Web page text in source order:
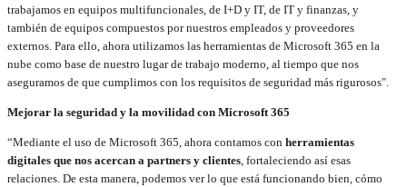
trabajamos en equipos multifuncionales, de I+D y IT, de IT y finanzas, y
también de equipos compuestos por nuestros empleados y proveedores
externos. Para ello, ahora utilizamos las herramientas de Microsoft 365 en la
nube como base de nuestro lugar de trabajo moderno, al tiempo que nos
aseguramos de que cumplimos con los requisitos de seguridad más rigurosos".
Mejorar la seguridad y la movilidad con Microsoft 365
“Mediante el uso de Microsoft 365, ahora contamos con herramientas
digitales que nos acercan a partners y clientes, fortaleciendo así esas
relaciones. De esta manera, podemos ver lo que está funcionando bien, cómo